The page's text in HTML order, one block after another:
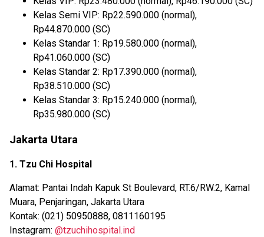
Kelas Semi VIP: Rp22.590.000 (normal),
Rp44.870.000 (SC)
Kelas Standar 1: Rp19.580.000 (normal),
Rp41.060.000 (SC)
Kelas Standar 2: Rp17.390.000 (normal),
Rp38.510.000 (SC)
Kelas Standar 3: Rp15.240.000 (normal),
Rp35.980.000 (SC)
Jakarta Utara
1. Tzu Chi Hospital
Alamat: Pantai Indah Kapuk St Boulevard, RT.6/RW.2, Kamal
Muara, Penjaringan, Jakarta Utara
Kontak: (021) 50950888, 0811160195
Instagram: @tzuchihospital.ind